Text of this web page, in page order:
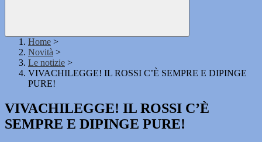
Home >
Novità >
Le notizie >
VIVACHILEGGE! IL ROSSI C’È SEMPRE E DIPINGE
PURE!
VIVACHILEGGE! IL ROSSI C’È
SEMPRE E DIPINGE PURE!